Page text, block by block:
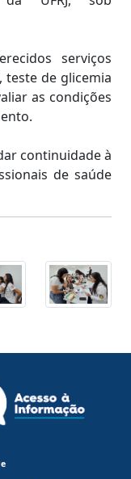
serviços
de glicemia
as condições
continuidade à
de saúde